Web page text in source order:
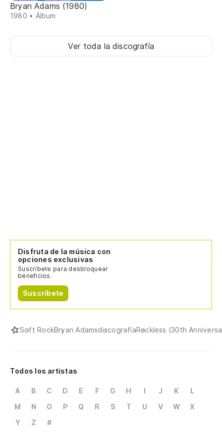
Bryan Adams (1980)
1980 • Álbum
Ver toda la discografía
Disfruta de la música con
opciones exclusivas
Suscríbete para desbloquear
beneficios.
Suscríbete
Soft RockBryan AdamsdiscografíaReckless (30th
Todos los artistas
A B C D E F G H I J K
L
M
N O P Q R S T U V W
X
Y
Z #